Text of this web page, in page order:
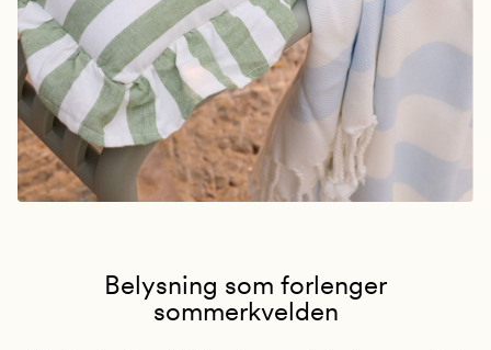
Belysning som forlenger
sommerkvelden